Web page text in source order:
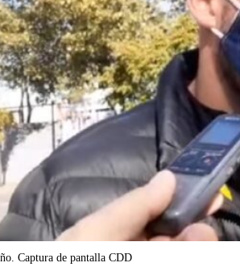
Captura de pantalla CDD